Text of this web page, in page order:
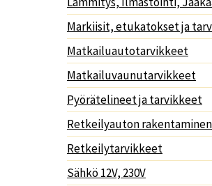
Markiisit, etukatokset ja
Matkailuautotarvikkeet
Matkailuvaunutarvikkeet
Pyörätelineet ja tarvikkeet
Retkeilyauton rakentaminen
Retkeilytarvikkeet
Sähkö 12V, 230V